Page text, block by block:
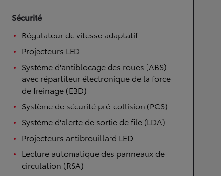
Sécurité
Régulateur de vitesse adaptatif
Projecteurs LED
Système d'antiblocage des roues (ABS)
avec répartiteur électronique de la force
de freinage (EBD)
Système de sécurité pré-collision (PCS)
Système d'alerte de sortie de file (LDA)
Projecteurs antibrouillard LED
Lecture automatique des panneaux de
circulation (RSA)